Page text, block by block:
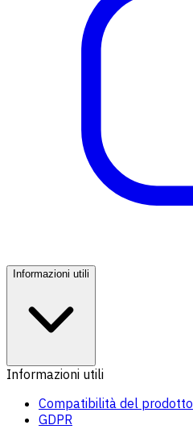
Informazioni utili
Informazioni utili
Compatibilità del prodotto
GDPR